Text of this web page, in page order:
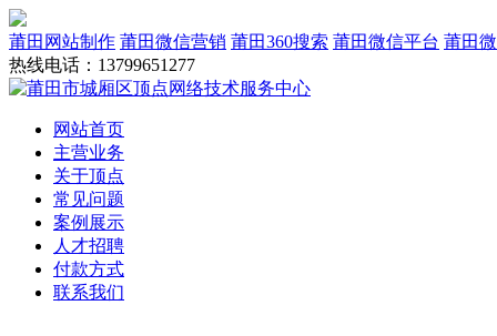
莆田网站制作 莆田微信营销 莆田360搜索 莆田微信平台 莆田
热线电话：13799651277
网站首页
主营业务
关于顶点
常见问题
案例展示
人才招聘
付款方式
联系我们